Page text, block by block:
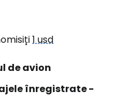
1 usd
de avion
înregistrate -